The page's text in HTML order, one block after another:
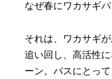
なぜ春にワカサギ
それは、ワカサギ
追い回し、高活性
ーン。バスにとっ